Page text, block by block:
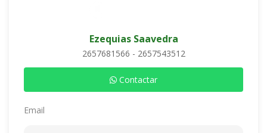
Ezequias Saavedra
2657681566 - 2657543512
Contactar
Email